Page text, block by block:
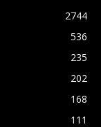
2744
536
235
202
168
111